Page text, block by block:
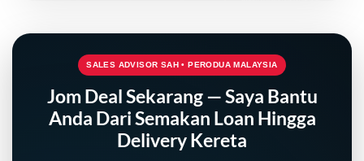
SALES ADVISOR SAH • PERODUA MALAYSIA
Jom Deal Sekarang — Saya Bantu
Anda Dari Semakan Loan Hingga
Delivery Kereta